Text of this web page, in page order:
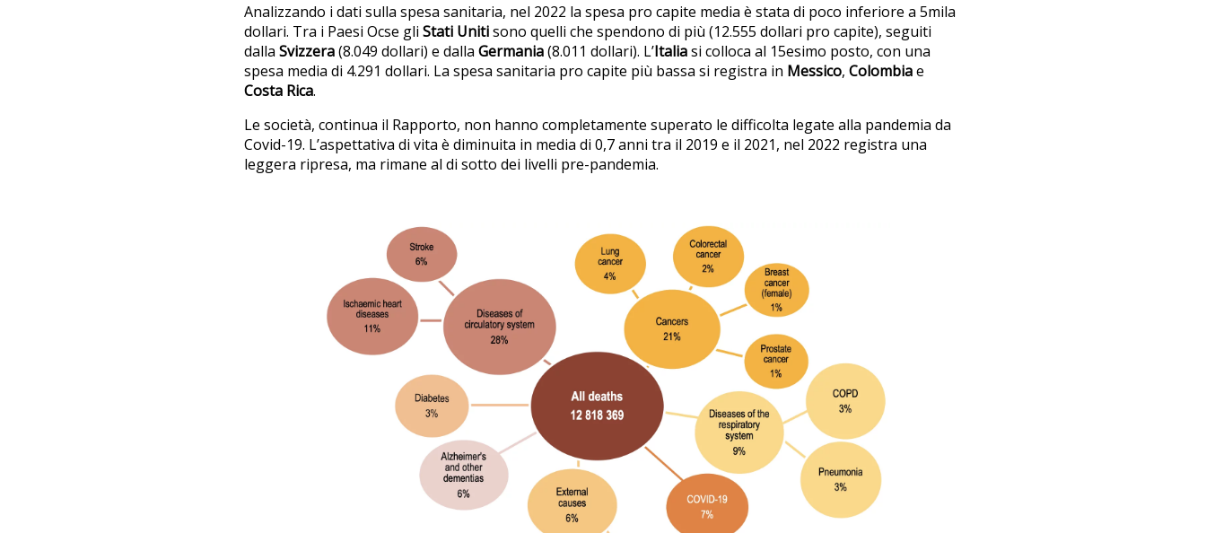
Analizzando i dati sulla spesa sanitaria, nel 2022 la spesa pro capite media è stata di poco inferiore a 5mila
dollari. Tra i Paesi Ocse gli Stati Unitisono quelli che spendono di più (12.555 dollari pro capite), seguiti
dalla Svizzera(8.049 dollari) e dalla Germania(8.011 dollari). L’Italiasi colloca al 15esimo posto, con una
spesa media di 4.291 dollari. La spesa sanitaria pro capite più bassa si registra in Messico, Colombiae
Costa Rica.
Le società, continua il Rapporto, non hanno completamente superato le difficolta legate alla pandemia da
Covid-19. L’aspettativa di vita è diminuita in media di 0,7 anni tra il 2019 e il 2021, nel 2022 registra una
leggera ripresa, ma rimane al di sotto dei livelli pre-pandemia.